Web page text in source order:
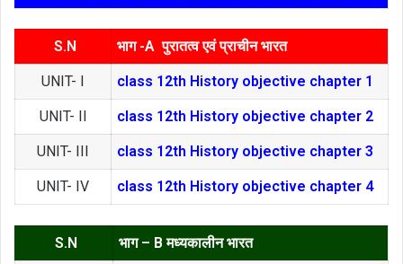
S.N भाग -A पुरातत्व एवं प्राचीन भारत
UNIT- I class 12th History objective chapter 1
UNIT- II class 12th History objective chapter 2
UNIT- III class 12th History objective chapter 3
UNIT- IV class 12th History objective chapter 4
S.N भाग – B मध्यकालीन भारत